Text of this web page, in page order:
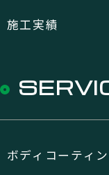
施工実績
ボディコーティ